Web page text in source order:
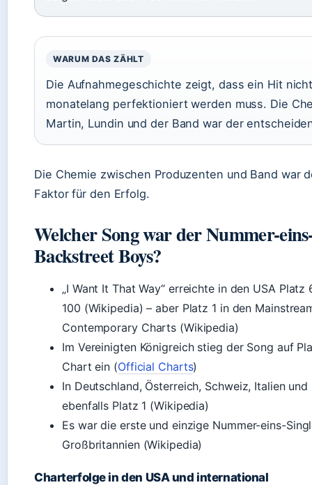
WARUM DAS ZÄHLT
Die Aufnahmegeschichte zeigt, dass ein Hit
monatelang perfektioniert werden muss. Die
Martin, Lundin und der Band war der
Die Chemie zwischen Produzenten und Band war
Faktor für den Erfolg.
Welcher Song war der Nummer-
Backstreet Boys?
„I Want It That Way“ erreichte in den USA
100 (Wikipedia) – aber Platz 1 in den
Contemporary Charts (Wikipedia)
Im Vereinigten Königreich stieg der Song auf
Chart ein (Official Charts)
In Deutschland, Österreich, Schweiz, Italien und
ebenfalls Platz 1 (Wikipedia)
Es war die erste und einzige Nummer-eins-
Großbritannien (Wikipedia)
Charterfolge in den USA und international